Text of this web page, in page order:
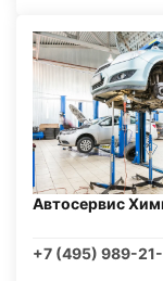
Автосервис
+7 (495) 989-